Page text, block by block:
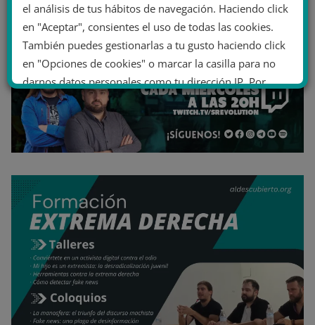
el análisis de tus hábitos de navegación. Haciendo click
en "Aceptar", consientes el uso de todas las cookies.
También puedes gestionarlas a tu gusto haciendo click
en "Opciones de cookies" o marcar la casilla para no
darnos datos personales como tu dirección IP. Por
último, puedes leer nuestra Política de cookies.
No dar mi información personal
Opciones de cookies Aceptar cookies
Rechazar cookies Política de cookies